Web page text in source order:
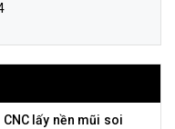
lấy nền mũi soi